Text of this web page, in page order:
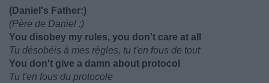
(Daniel's Father:)
(Père de Daniel :)
You disobey my rules, you don't care at all
Tu désobéis à mes règles, tu t'en fous de tout
You don't give a damn about protocol
Tu t'en fous du protocole